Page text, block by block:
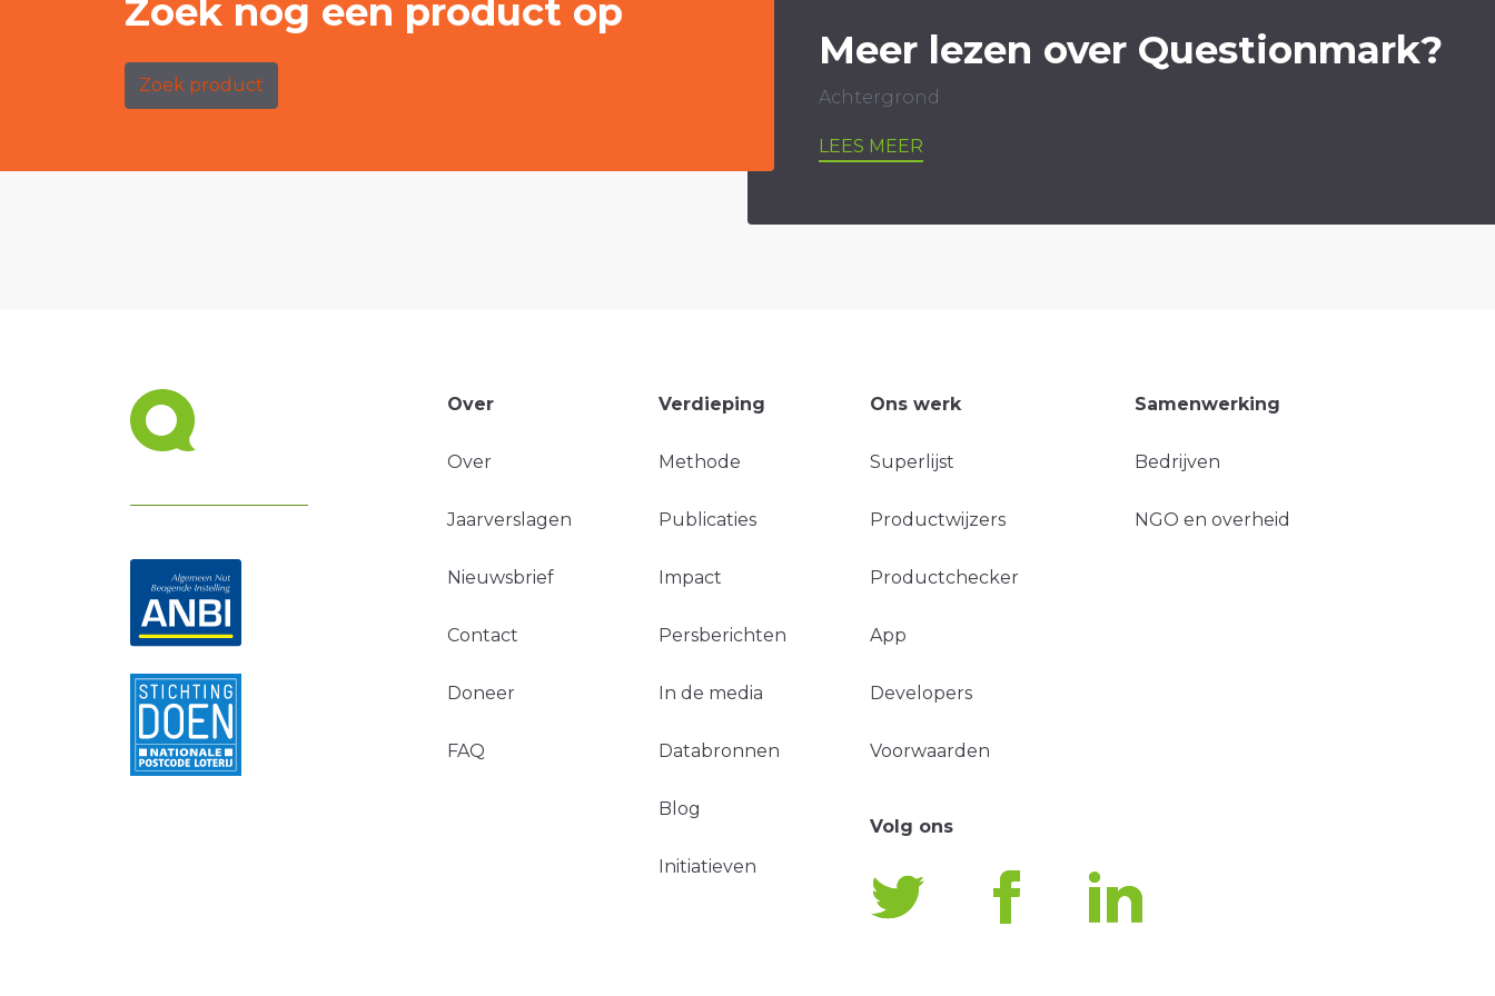
Zoek nog een product op
Zoek product
Meer lezen over Questionmark?
Achtergrond
LEES MEER
Over
Over
Jaarverslagen
Nieuwsbrief
Contact
Doneer
FAQ
Verdieping
Methode
Publicaties
Impact
Persberichten
In de media
Databronnen
Blog
Initiatieven
Ons werk
Superlijst
Productwijzers
Productchecker
App
Developers
Voorwaarden
Samenwerking
Bedrijven
NGO en overheid
Volg ons